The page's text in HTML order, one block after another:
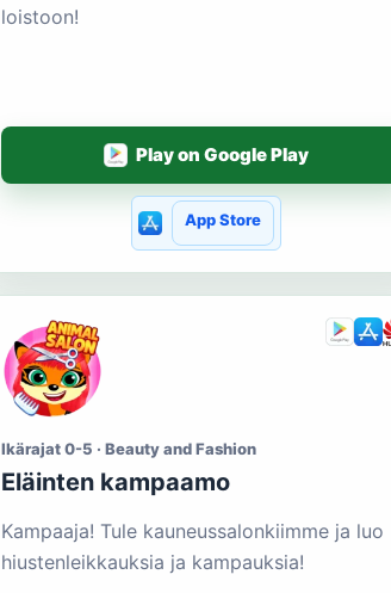
loistoon!
Play on Google Play
App Store
Ikärajat 0-5 · Beauty and Fashion
Eläinten kampaamo
Kampaaja! Tule kauneussalonkiimme ja luo
hiustenleikkauksia ja kampauksia!